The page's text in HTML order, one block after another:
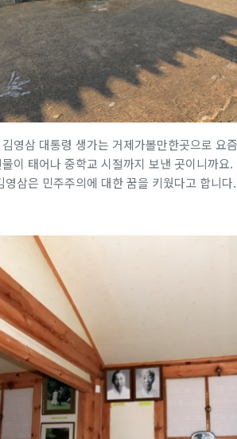
영삼 대통령 생가는 거제가볼만한곳으로 요
이 태어나 중학교 시절까지 보낸 곳이니까요.
삼은 민주주의에 대한 꿈을 키웠다고 합니다.